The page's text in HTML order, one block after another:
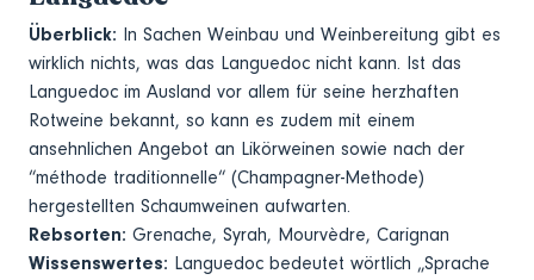
Überblick: In Sachen Weinbau und Weinbereitung gibt es
wirklich nichts, was das Languedoc nicht kann. Ist das
Languedoc im Ausland vor allem für seine herzhaften
Rotweine bekannt, so kann es zudem mit einem
ansehnlichen Angebot an Likörweinen sowie nach der
“méthode traditionnelle“ (Champagner-Methode)
hergestellten Schaumweinen aufwarten.
Rebsorten: Grenache, Syrah, Mourvèdre, Carignan
Wissenswertes: Languedoc bedeutet wörtlich „Sprache